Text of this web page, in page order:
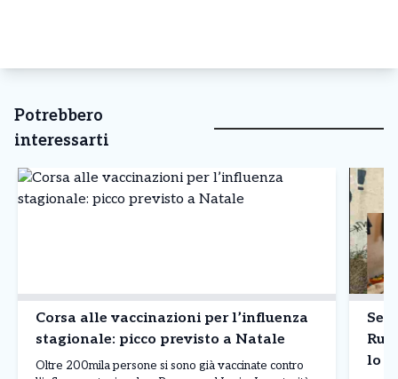
Potrebbero
interessarti
Corsa alle vaccinazioni per l’influenza
stagionale: picco previsto a Natale
Oltre 200mila persone si sono già vaccinate contro
lo